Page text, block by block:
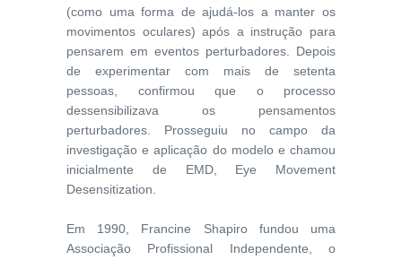
(como uma forma de ajudá-los a manter os
movimentos oculares) após a instrução para
pensarem em eventos perturbadores. Depois
de experimentar com mais de setenta
pessoas, confirmou que o processo
dessensibilizava os pensamentos
perturbadores. Prosseguiu no campo da
investigação e aplicação do modelo e chamou
inicialmente de EMD, Eye Movement
Desensitization.
Em 1990, Francine Shapiro fundou uma
Associação Profissional Independente, o